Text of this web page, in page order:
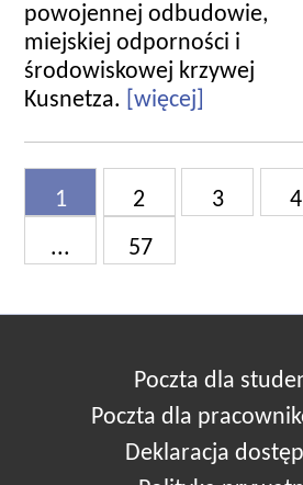
powojennej odbudowie,
miejskiej odporności i
środowiskowej krzywej
Kusnetza.
[więcej]
1 2 3 4
...
57
Poczta dla
Poczta dla
Deklaracja